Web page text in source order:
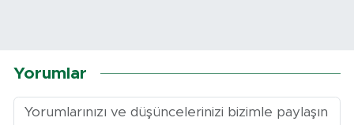
Yorumlar